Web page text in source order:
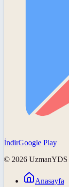
İndirGoogle Play
© 2026 UzmanYDS
Anasayfa